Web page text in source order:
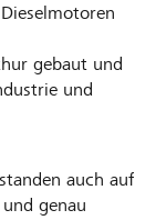
gebaut und
und
auch auf
genau